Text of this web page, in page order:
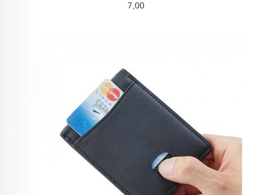
Pris
7,00